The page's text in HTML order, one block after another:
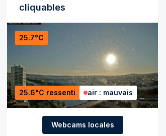
cliquables
25.7°C
25.6°C ressenti air : mauvais
Webcams locales